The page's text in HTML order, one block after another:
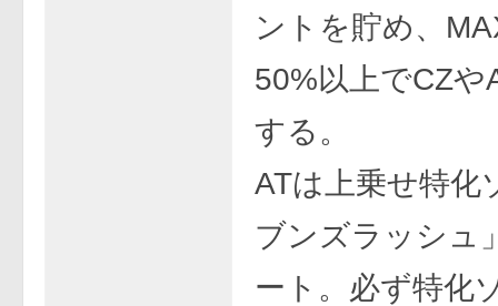
ントを貯め、
50%以上でCZや
する。
ATは上乗せ特化
ブンズラッシュ
ート。必ず特化